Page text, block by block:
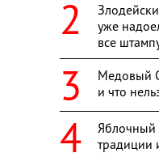
уже
все
Медовый
и что
Яблочный
традиции